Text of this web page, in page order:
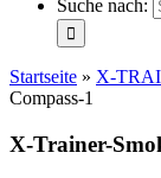
Suche nach:
Startseite » X-
Compass-1
X-Trainer-